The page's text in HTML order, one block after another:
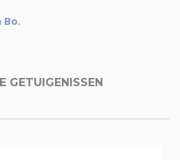
GETUIGENISSEN